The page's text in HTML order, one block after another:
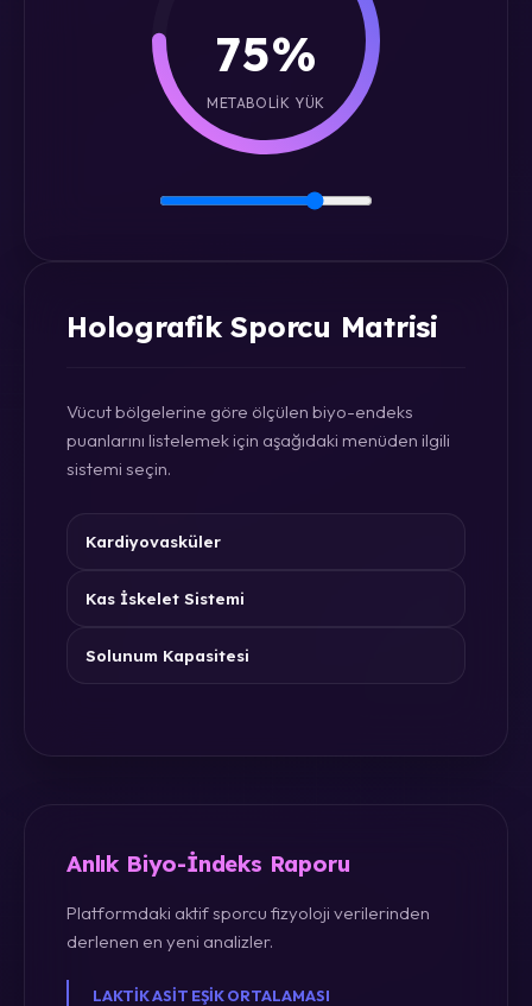
75%
METABOLIK YÜK
Holografik Sporcu Matrisi
Vücut bölgelerine göre ölçülen biyo-endeks
puanlarını listelemek için aşağıdaki menüden ilgili
sistemi seçin.
Kardiyovasküler
Kas İskelet Sistemi
Solunum Kapasitesi
Anlık Biyo-İndeks Raporu
Platformdaki aktif sporcu fizyoloji verilerinden
derlenen en yeni analizler.
LAKTIK ASIT EŞIK ORTALAMASI